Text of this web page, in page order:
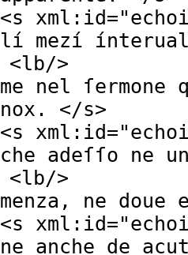
<s xml:id="
lí mezí
<lb/>
me nel
nox. </s>
<s xml:id="
che adeſſo ne
<lb/>
menza, ne
<s xml:id="
ne anche de